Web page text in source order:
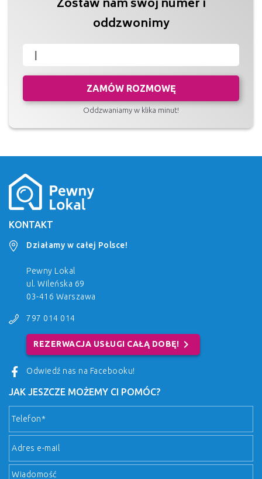
Zostaw nam swój numer i
oddzwonimy
ZAMÓW ROZMOWĘ
Oddzwaniamy w klika minut!
KONTAKT
Działamy w całej Polsce!
Pewny Lokal
ul. Wileńska 69
03-416 Warszawa
797 014 014
REZERWACJA USŁUGI CAŁĄ DOBĘ! chevron_right
Odwiedź nas na Facebooku!
JAK JESZCZE MOŻEMY CI POMÓC?